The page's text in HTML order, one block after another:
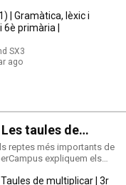
| Gramàtica, lèxic i
6è primària |
SX3
ago
taules de
reptes més importants de
En aquesta
de multiplicar | 3r